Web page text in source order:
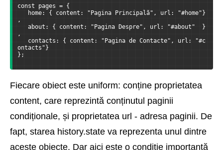
const pages = {
home: { content: "Pagina Principală", url: "#home"}
,
about: { content: "Pagina Despre", url: "#about"  }
,
contacts: { content: "Pagina de Contacte", url: "#c
ontacts"}
};
Fiecare obiect este uniform: conține proprietatea
content, care reprezintă conținutul paginii
condiționale, și proprietatea url - adresa paginii. De
fapt, starea history.state va reprezenta unul dintre
aceste obiecte. Dar aici este o condiție importantă